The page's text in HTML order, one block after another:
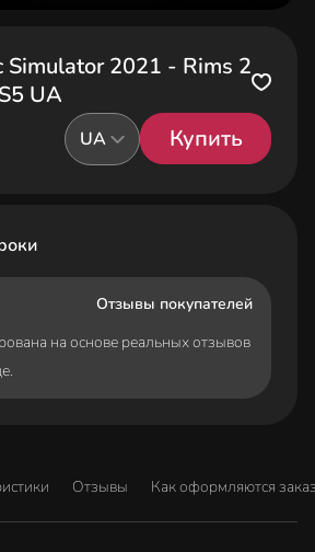
Simulator 2021 - Rims 2
UA
UA Купить
Отзывы покупателей
на основе реальных отзывов
Отзывы Как оформляются